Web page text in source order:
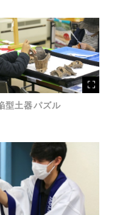
型土器パズル